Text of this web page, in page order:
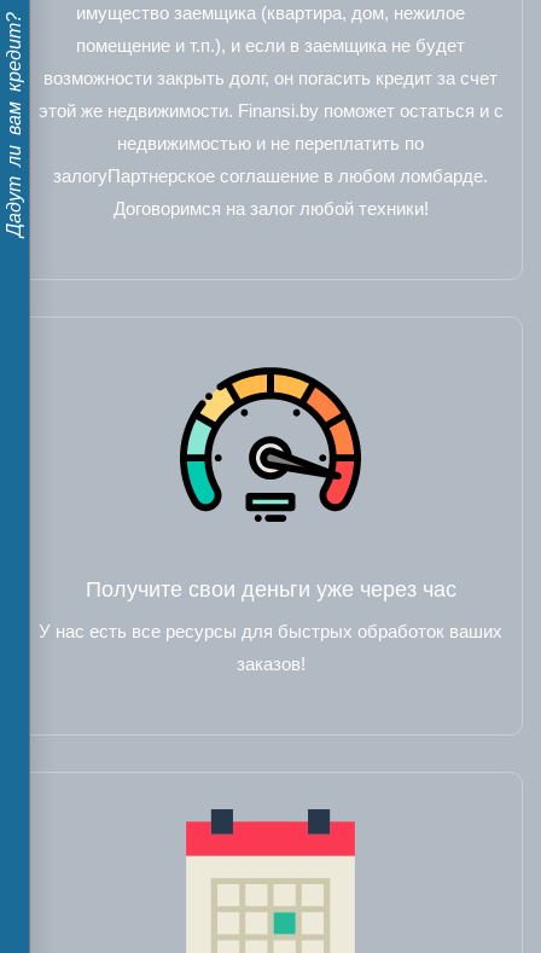
Дадут ли вам кредит?
имущество заемщика (квартира, дом, нежилое
помещение и т.п.), и если в заемщика не будет
возможности закрыть долг, он погасить кредит за счет
этой же недвижимости. Finansi.by поможет остаться и с
недвижимостью и не переплатить по
залогуПартнерское соглашение в любом ломбарде.
Договоримся на залог любой техники!
Получите свои деньги уже через час
У нас есть все ресурсы для быстрых обработок ваших
заказов!